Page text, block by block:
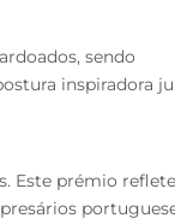
sendo
inspiradora
Este prémio